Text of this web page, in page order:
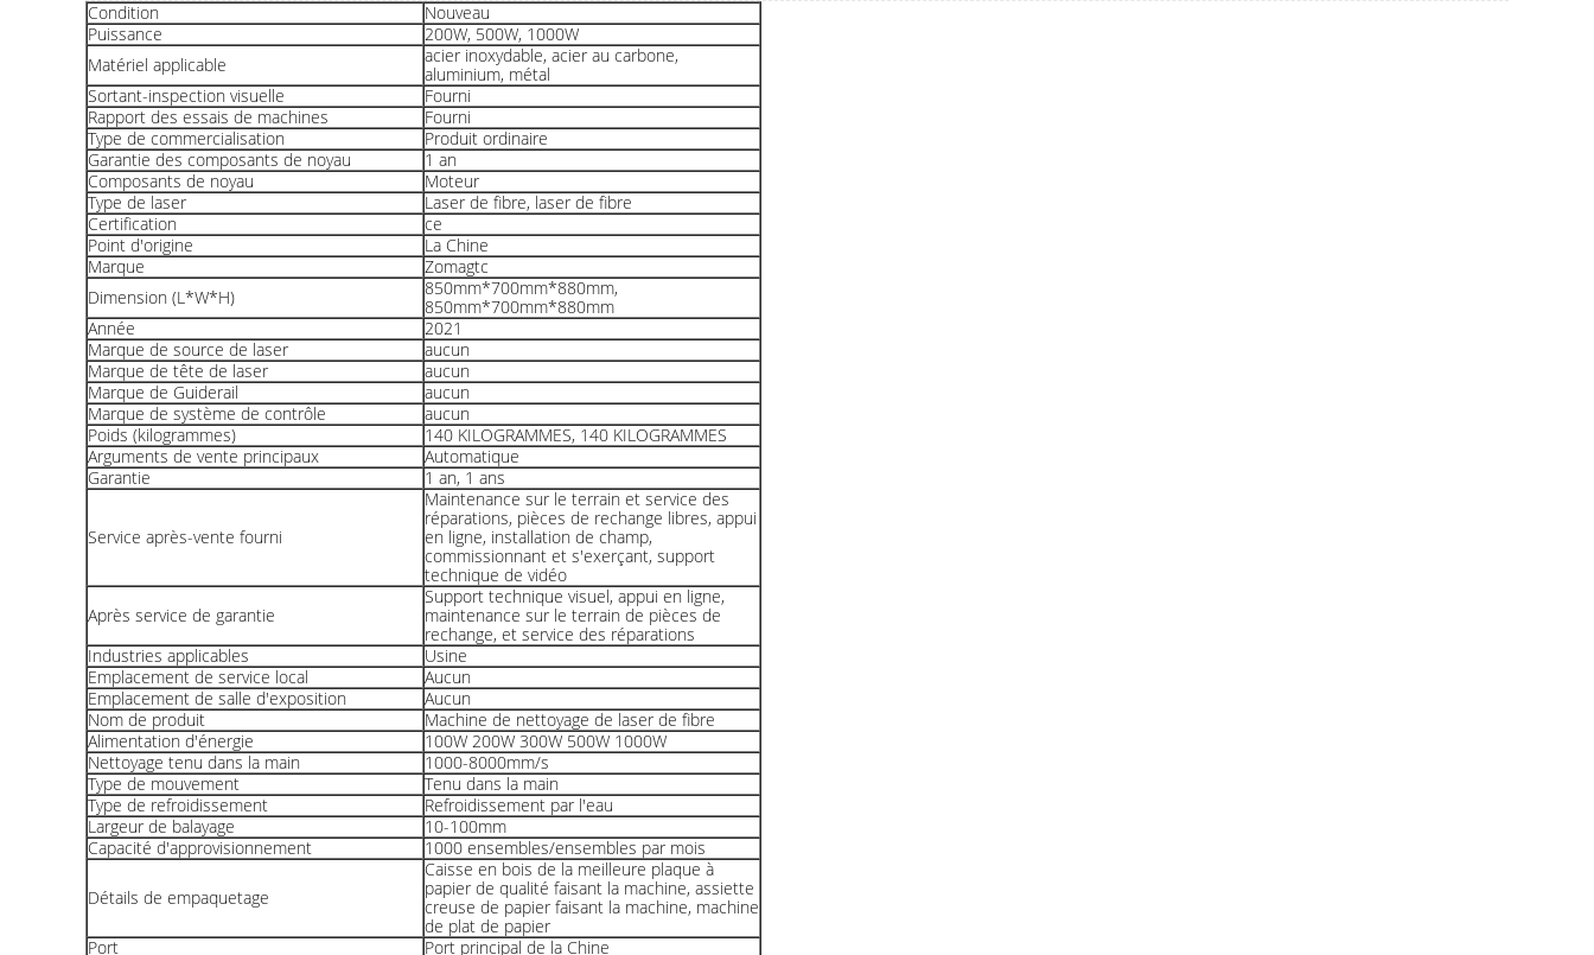
Condition
Nouveau
Puissance
200W, 500W, 1000W
Matériel applicable
acier inoxydable, acier au carbone,
aluminium, métal
Sortant-inspection visuelle
Fourni
Rapport des essais de machines
Fourni
Type de commercialisation
Produit ordinaire
Garantie des composants de noyau
1 an
Composants de noyau
Moteur
Type de laser
Laser de fibre, laser de fibre
Certification
ce
Point d'origine
La Chine
Marque
Zomagtc
Dimension (L*W*H)
850mm*700mm*880mm,
850mm*700mm*880mm
Année
2021
Marque de source de laser
aucun
Marque de tête de laser
aucun
Marque de Guiderail
aucun
Marque de système de contrôle
aucun
Poids (kilogrammes)
140 KILOGRAMMES, 140 KILOGRAMMES
Arguments de vente principaux
Automatique
Garantie
1 an, 1 ans
Service après-vente fourni
Maintenance sur le terrain et service des
réparations, pièces de rechange libres, appui
en ligne, installation de champ,
commissionnant et s'exerçant, support
technique de vidéo
Après service de garantie
Support technique visuel, appui en ligne,
maintenance sur le terrain de pièces de
rechange, et service des réparations
Industries applicables
Usine
Emplacement de service local
Aucun
Emplacement de salle d'exposition
Aucun
Nom de produit
Machine de nettoyage de laser de fibre
Alimentation d'énergie
100W 200W 300W 500W 1000W
Nettoyage tenu dans la main
1000-8000mm/s
Type de mouvement
Tenu dans la main
Type de refroidissement
Refroidissement par l'eau
Largeur de balayage
10-100mm
Capacité d'approvisionnement
1000 ensembles/ensembles par mois
Détails de empaquetage
Caisse en bois de la meilleure plaque à
papier de qualité faisant la machine, assiette
creuse de papier faisant la machine, machine
de plat de papier
Port
Port principal de la Chine